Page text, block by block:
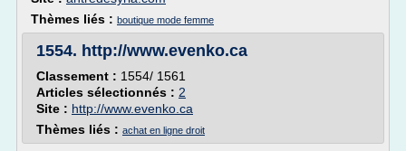
Thèmes liés : boutique mode femme
1554. http://www.evenko.ca
Classement : 1554/ 1561
Articles sélectionnés : 2
Site : http://www.evenko.ca
Thèmes liés : achat en ligne droit